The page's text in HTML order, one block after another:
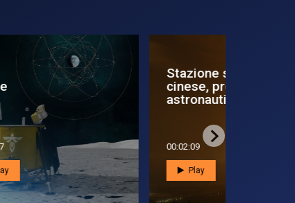
Stazione spaziale
cinese, presto i primi
astronauti
00:02:09
Play